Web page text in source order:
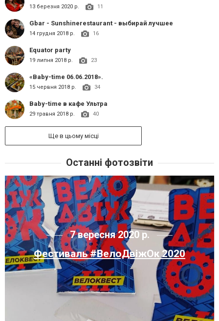
13 березня 2020 р. 11
Gbar - Sunshinerestaurant - выбирай лучшее
14 грудня 2018 р. 16
Equator party
19 липня 2018 р. 23
«Baby-time 06.06.2018».
15 червня 2018 р. 34
Baby-time в кафе Ультра
29 травня 2018 р. 40
Ще в цьому місці
Останні фотозвіти
7 вересня 2020 р.
Фестиваль #ВелоДвіжОк 2020